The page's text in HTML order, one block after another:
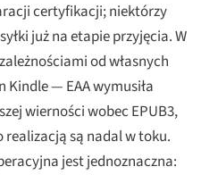
certyfikacji; niektórzy
już na etapie przyjęcia. W
od własnych
— EAA wymusiła
wierności wobec EPUB3,
są nadal w toku.
jest jednoznaczna: